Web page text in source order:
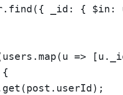
find ({ _id: { $in:
map ( u =>
get (post.userId);